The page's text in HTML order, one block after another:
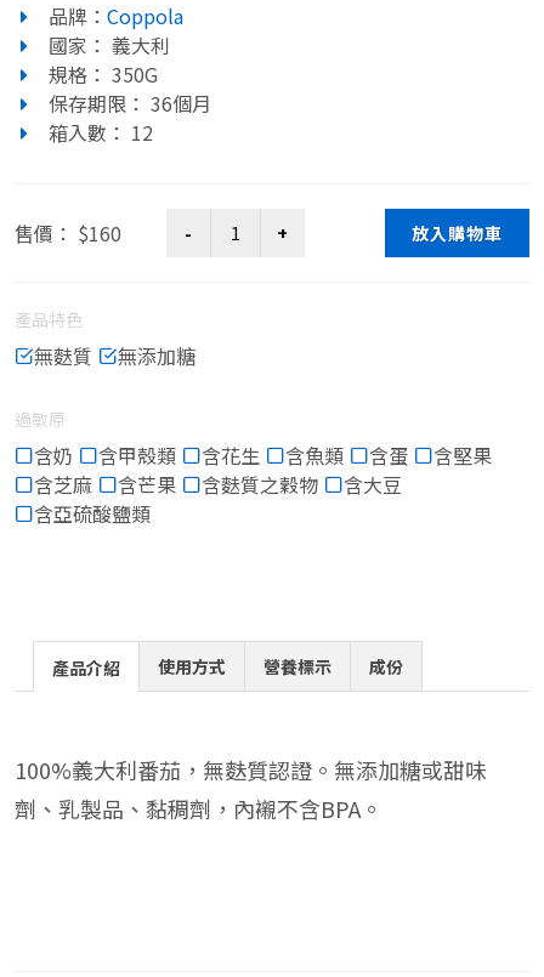
品牌： Coppola
國家： 義大利
規格： 350G
保存期限： 36個月
箱入數： 12
售價： $160 放入購物車
產品特色
無麩質 無添加糖
過敏原
含奶 含甲殼類 含花生 含魚類 含蛋
含堅果
含芝麻
含芒果 含麩質之穀物
含大豆
含亞硫酸鹽類
產品介紹 使用方式 營養標示 成份
100%義大利番茄，無麩質認證。無添加糖或甜味
劑、乳製品、黏稠劑，內襯不含BPA。